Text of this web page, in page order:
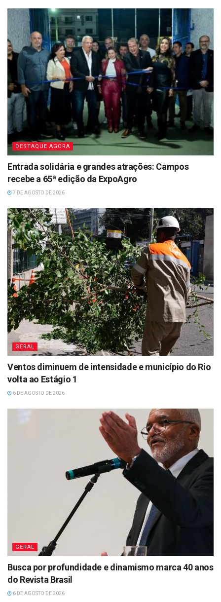
DESTAQUE AGORA
Entrada solidária e grandes atrações: Campos
recebe a 65ª edição da ExpoAgro
7 DE AGOSTO DE 2026
GERAL
Ventos diminuem de intensidade e município do Rio
volta ao Estágio 1
6 DE AGOSTO DE 2026
GERAL
Busca por profundidade e dinamismo marca 40 anos
do Revista Brasil
6 DE AGOSTO DE 2026